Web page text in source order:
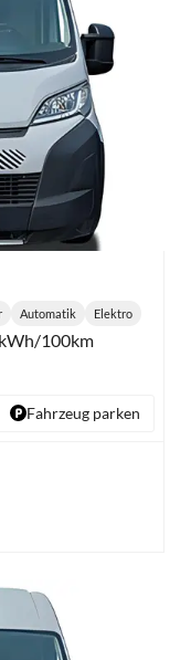
Getriebe:
Automatik
Kraftstoff:
Elektro
100km
Fahrzeug parken